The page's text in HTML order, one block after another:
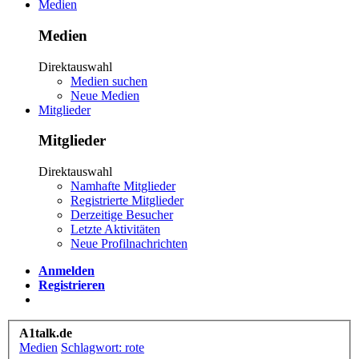
Medien
Medien
Direktauswahl
Medien suchen
Neue Medien
Mitglieder
Mitglieder
Direktauswahl
Namhafte Mitglieder
Registrierte Mitglieder
Derzeitige Besucher
Letzte Aktivitäten
Neue Profilnachrichten
Anmelden
Registrieren
A1talk.de
Medien Schlagwort: rote